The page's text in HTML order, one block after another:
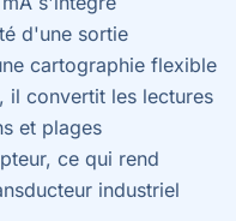
d'une sortie
cartographie flexible
il convertit les lectures
et plages
ce qui rend
industriel